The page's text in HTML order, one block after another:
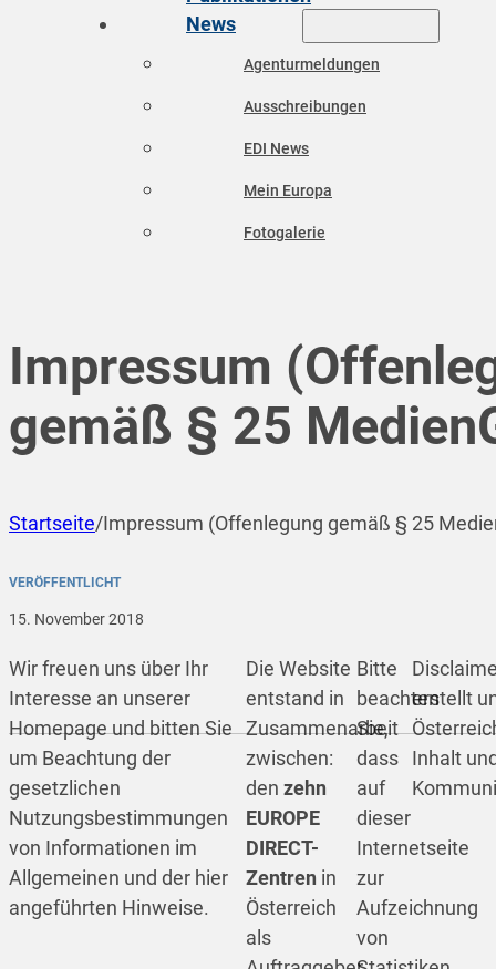
News
Agenturmeldungen
Ausschreibungen
EDI News
Mein Europa
Fotogalerie
Impressum
gemäß § 25
Startseite/Impressum (Offenlegung gemäß § 25
VERÖFFENTLICHT
15. November 2018
Wir freuen uns über Ihr
Interesse an unserer
Homepage und bitten Sie
um Beachtung der
gesetzlichen
Nutzungsbestimmungen
von Informationen im
Allgemeinen und der hier
angeführten Hinweise.
Die Website
entstand in
Zusammenarbeit
zwischen:
den zehn
EUROPE
DIRECT-
Zentren in
Österreich
als
Bitte
beachten
Sie,
dass
auf
dieser
Internetseite
zur
Aufzeichnung
von
erstellt
Inhalt